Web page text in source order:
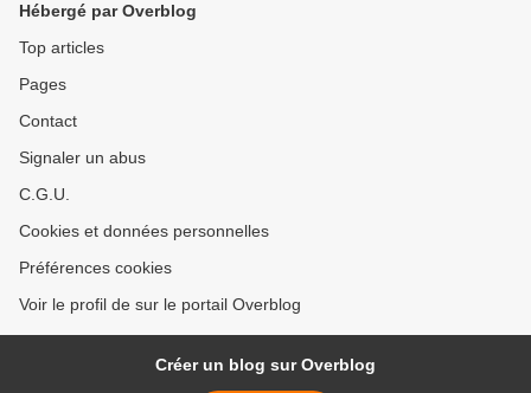
Hébergé par Overblog
Top articles
Pages
Contact
Signaler un abus
C.G.U.
Cookies et données personnelles
Préférences cookies
Voir le profil de sur le portail Overblog
Créer un blog sur Overblog